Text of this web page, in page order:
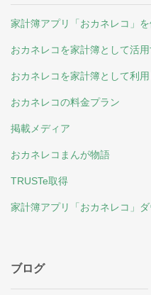
家計簿アプリ「おカネレコ」
おカネレコを家計簿として活
おカネレコを家計簿として利
おカネレコの料金プラン
掲載メディア
おカネレコまんが物語
TRUSTe取得
家計簿アプリ「おカネレコ」
ブログ